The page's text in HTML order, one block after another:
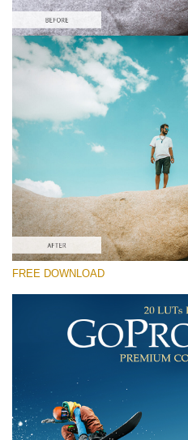
Te rog
Free Gh5 LUT #7
Premium GoPro LUTs
Cinema Look Collection (80
Entire Collection (260 LUTs)
FREE DOWNLOAD